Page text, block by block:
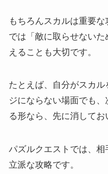
もちろんスカルは重要
では「敵に取らせない
えることも大切です。
たとえば、自分がスカ
ジにならない場面でも
る形なら、先に消してお
パズルクエストでは、
立派な攻略です。